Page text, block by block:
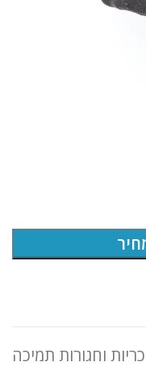
כריות וחגורות תמיכה